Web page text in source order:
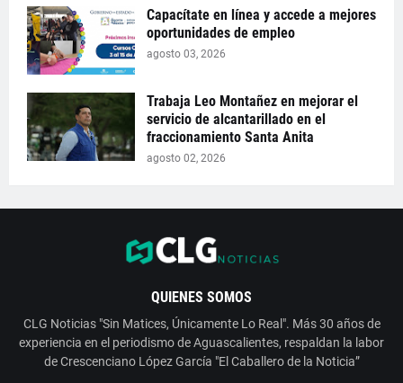
Capacítate en línea y accede a mejores
oportunidades de empleo
agosto 03, 2026
Trabaja Leo Montañez en mejorar el
servicio de alcantarillado en el
fraccionamiento Santa Anita
agosto 02, 2026
QUIENES SOMOS
CLG Noticias "Sin Matices, Únicamente Lo Real". Más 30 años de
experiencia en el periodismo de Aguascalientes, respaldan la labor
de Crescenciano López García "El Caballero de la Noticia”